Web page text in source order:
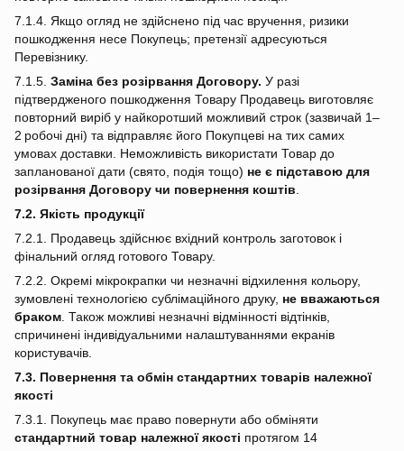
7.1.4. Якщо огляд не здійснено під час вручення, ризики
пошкодження несе Покупець; претензії адресуються
Перевізнику.
7.1.5. Заміна без розірвання Договору. У разі
підтвердженого пошкодження Товару Продавець виготовляє
повторний виріб у найкоротший можливий строк (зазвичай 1–
2 робочі дні) та відправляє його Покупцеві на тих самих
умовах доставки. Неможливість використати Товар до
запланованої дати (свято, подія тощо) не є підставою для
розірвання Договору чи повернення коштів
7.2. Якість продукції
7.2.1. Продавець здійснює вхідний контроль заготовок і
фінальний огляд готового Товару.
7.2.2. Окремі мікрокрапки чи незначні відхилення кольору,
зумовлені технологією сублімаційного друку, не вважаються
браком . Також можливі незначні відмінності відтінків,
спричинені індивідуальними налаштуваннями екранів
користувачів.
7.3. Повернення та обмін стандартних товарів належної
якості
7.3.1. Покупець має право повернути або обміняти
стандартний товар належної якості протягом 14